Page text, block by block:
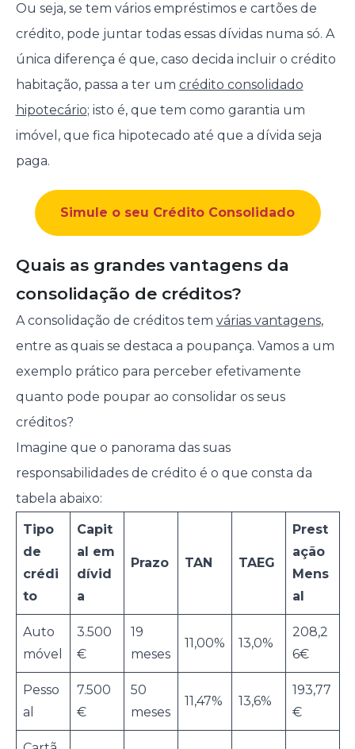
Ou seja, se tem vários empréstimos e cartões de
crédito, pode juntar todas essas dívidas numa só. A
única diferença é que, caso decida incluir o crédito
habitação, passa a ter um crédito consolidado
hipotecário; isto é, que tem como garantia um
imóvel, que fica hipotecado até que a dívida seja
paga.
Simule o seu Crédito Consolidado
Quais as grandes vantagens da
consolidação de créditos?
A consolidação de créditos tem várias vantagens,
entre as quais se destaca a poupança. Vamos a um
exemplo prático para perceber efetivamente
quanto pode poupar ao consolidar os seus
créditos?
Imagine que o panorama das suas
responsabilidades de crédito é o que consta da
tabela abaixo:
Tipo
de
crédi
to
Capit
al em
dívid
a
Prazo TAN TAEG
Prest
ação
Mens
al
Auto
móvel
3.500
€
19
meses
11,00% 13,0%
208,2
6€
Pesso
al
7.500
€
50
meses
11,47% 13,6%
193,77
€